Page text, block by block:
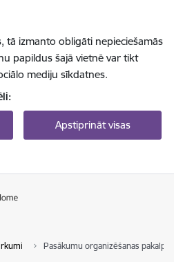
tā izmanto obligāti nepieciešamās
papildus šajā vietnē var tikt
mediju sīkdatnes.
Apstiprināt visas
Pasākumu organizēšanas